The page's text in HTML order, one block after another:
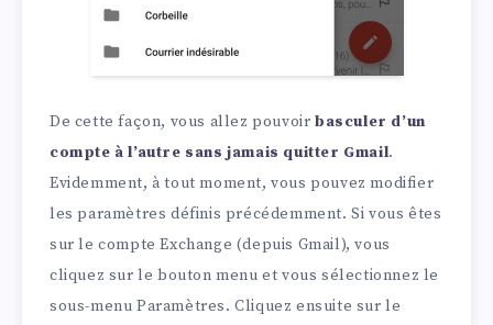
De cette façon, vous allez pouvoir basculer d’un
compte à l’autre sans jamais quitter Gmail.
Evidemment, à tout moment, vous pouvez modifier
les paramètres définis précédemment. Si vous êtes
sur le compte Exchange (depuis Gmail), vous
cliquez sur le bouton menu et vous sélectionnez le
sous-menu Paramètres. Cliquez ensuite sur le